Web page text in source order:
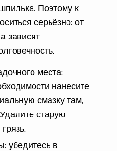
Поэтому к
серьёзно: от
зависят
места:
нанесите
смазку там,
старую
убедитесь в